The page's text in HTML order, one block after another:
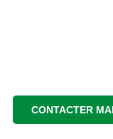
CONTACTER